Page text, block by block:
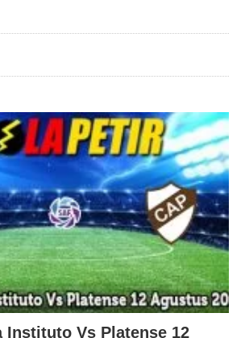
Instituto Vs Platense 12